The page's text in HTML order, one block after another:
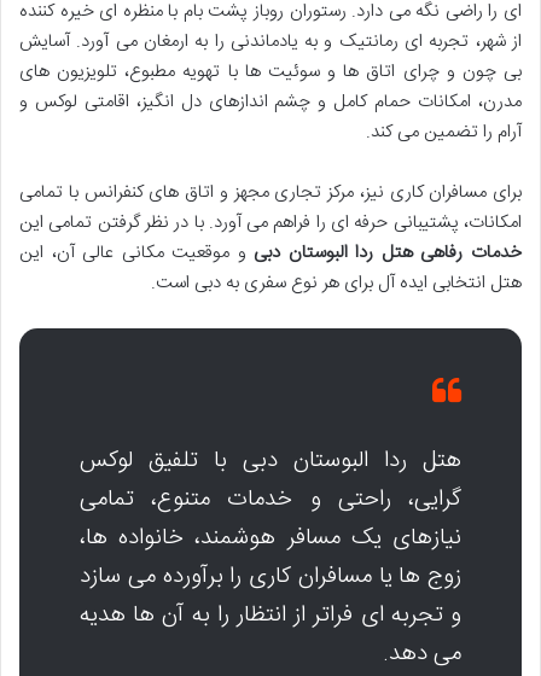
ای را راضی نگه می دارد. رستوران روباز پشت بام با منظره ای خیره کننده
از شهر، تجربه ای رمانتیک و به یادماندنی را به ارمغان می آورد. آسایش
بی چون و چرای اتاق ها و سوئیت ها با تهویه مطبوع، تلویزیون های
مدرن، امکانات حمام کامل و چشم اندازهای دل انگیز، اقامتی لوکس و
آرام را تضمین می کند.
برای مسافران کاری نیز، مرکز تجاری مجهز و اتاق های کنفرانس با تمامی
امکانات، پشتیبانی حرفه ای را فراهم می آورد. با در نظر گرفتن تمامی این
خدمات رفاهی هتل ردا البوستان دبی و موقعیت مکانی عالی آن، این
هتل انتخابی ایده آل برای هر نوع سفری به دبی است.
هتل ردا البوستان دبی با تلفیق لوکس
گرایی، راحتی و خدمات متنوع، تمامی
نیازهای یک مسافر هوشمند، خانواده ها،
زوج ها یا مسافران کاری را برآورده می سازد
و تجربه ای فراتر از انتظار را به آن ها هدیه
می دهد.